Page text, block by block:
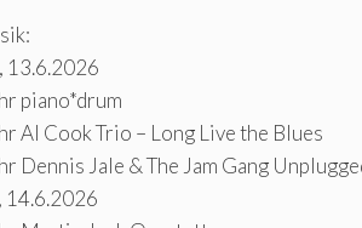
13.6.2026
piano*drum
Al Cook Trio – Long Live the Blues
Dennis Jale & The Jam Gang
14.6.2026